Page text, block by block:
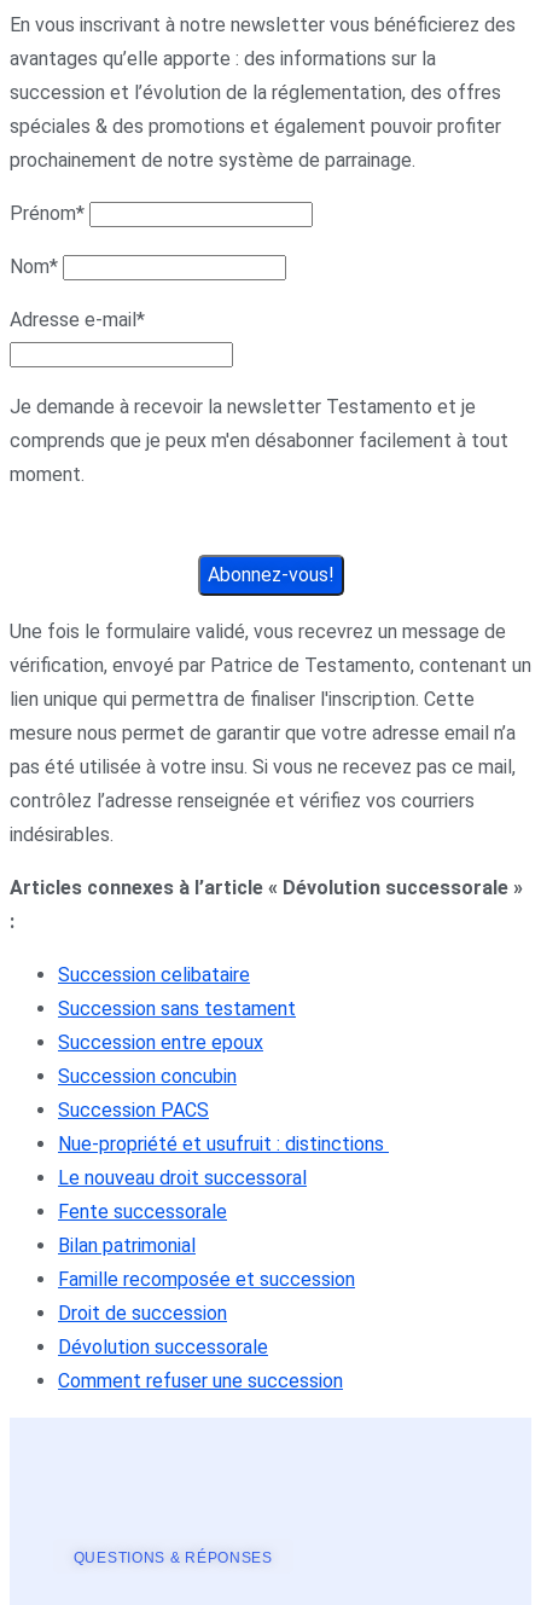
En vous inscrivant à notre newsletter vous bénéficierez des
avantages qu’elle apporte : des informations sur la
succession et l’évolution de la réglementation, des offres
spéciales & des promotions et également pouvoir profiter
prochainement de notre système de parrainage.
Prénom*
Nom*
Adresse e-mail*
Je demande à recevoir la newsletter Testamento et je
comprends que je peux m'en désabonner facilement à tout
moment.
Une fois le formulaire validé, vous recevrez un message de
vérification, envoyé par Patrice de Testamento, contenant un
lien unique qui permettra de finaliser l'inscription. Cette
mesure nous permet de garantir que votre adresse email n’a
pas été utilisée à votre insu. Si vous ne recevez pas ce mail,
contrôlez l’adresse renseignée et vérifiez vos courriers
indésirables.
Articles connexes à l’article « Dévolution successorale »
:
Succession celibataire
Succession sans testament
Succession entre epoux
Succession concubin
Succession PACS
Nue-propriété et usufruit : distinctions
Le nouveau droit successoral
Fente successorale
Bilan patrimonial
Famille recomposée et succession
Droit de succession
Dévolution successorale
Comment refuser une succession
QUESTIONS & RÉPONSES